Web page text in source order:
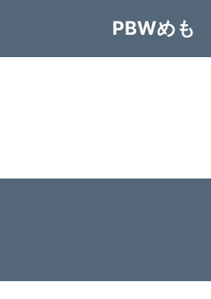
PBWめも